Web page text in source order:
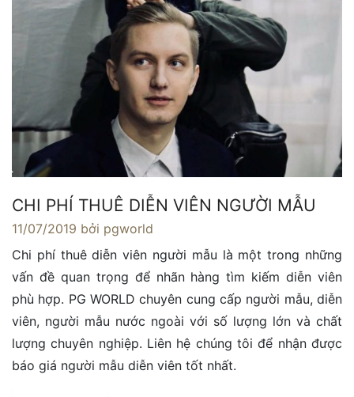
CHI PHÍ THUÊ DIỄN VIÊN NGƯỜI MẪU
11/07/2019 bởi pgworld
Chi phí thuê diễn viên người mẫu là một trong những
vấn đề quan trọng để nhãn hàng tìm kiếm diễn viên
phù hợp. PG WORLD chuyên cung cấp người mẫu, diễn
viên, người mẫu nước ngoài với số lượng lớn và chất
lượng chuyên nghiệp. Liên hệ chúng tôi để nhận được
báo giá người mẫu diễn viên tốt nhất.